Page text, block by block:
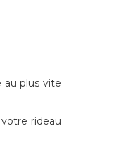
au plus vite
rideau